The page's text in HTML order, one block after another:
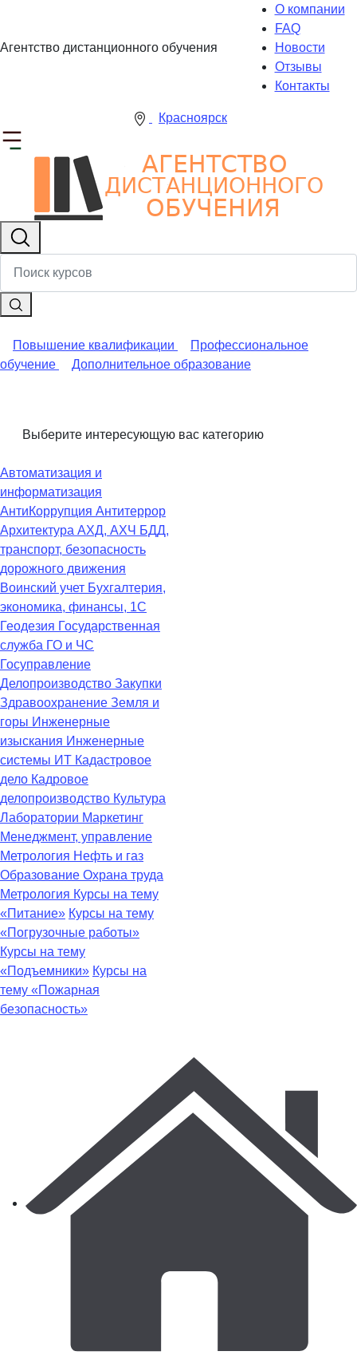
Агентство дистанционного обучения
О компании
FAQ
Новости
Отзывы
Контакты
Красноярск
Повышение квалификации
Профессиональное
обучение
Дополнительное образование
Выберите интересующую вас категорию
Автоматизация и
информатизация
АнтиКоррупция Антитеррор
Архитектура АХД, АХЧ БДД,
транспорт, безопасность
дорожного движения
Воинский учет Бухгалтерия,
экономика, финансы, 1С
Геодезия Государственная
служба ГО и ЧС
Госуправление
Делопроизводство Закупки
Здравоохранение Земля и
горы Инженерные
изыскания Инженерные
системы ИТ Кадастровое
дело Кадровое
делопроизводство Культура
Лаборатории Маркетинг
Менеджмент, управление
Метрология Нефть и газ
Образование Охрана труда
Метрология Курсы на тему
«Питание» Курсы на тему
«Погрузочные работы»
Курсы на тему
«Подъемники» Курсы на
тему «Пожарная
безопасность»